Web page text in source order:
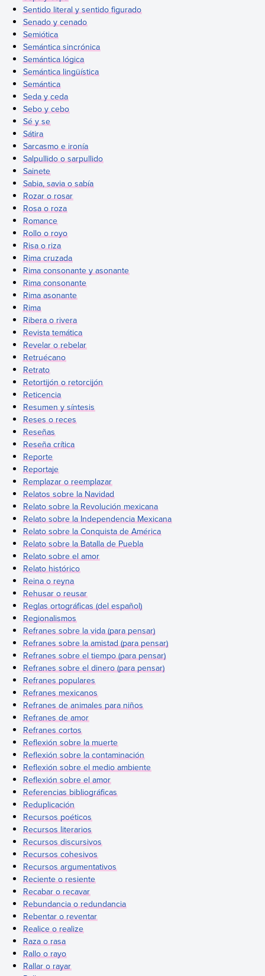
Sentido literal y sentido figurado
Senado y cenado
Semiótica
Semántica sincrónica
Semántica lógica
Semántica lingüística
Semántica
Seda y ceda
Sebo y cebo
Sé y se
Sátira
Sarcasmo e ironía
Salpullido o sarpullido
Sainete
Sabia, savia o sabía
Rozar o rosar
Rosa o roza
Romance
Rollo o royo
Risa o riza
Rima cruzada
Rima consonante y asonante
Rima consonante
Rima asonante
Rima
Ribera o rivera
Revista temática
Revelar o rebelar
Retruécano
Retrato
Retortijón o retorcijón
Reticencia
Resumen y síntesis
Reses o reces
Reseñas
Reseña crítica
Reporte
Reportaje
Remplazar o reemplazar
Relatos sobre la Navidad
Relato sobre la Revolución mexicana
Relato sobre la Independencia Mexicana
Relato sobre la Conquista de América
Relato sobre la Batalla de Puebla
Relato sobre el amor
Relato histórico
Reina o reyna
Rehusar o reusar
Reglas ortográficas (del español)
Regionalismos
Refranes sobre la vida (para pensar)
Refranes sobre la amistad (para pensar)
Refranes sobre el tiempo (para pensar)
Refranes sobre el dinero (para pensar)
Refranes populares
Refranes mexicanos
Refranes de animales para niños
Refranes de amor
Refranes cortos
Reflexión sobre la muerte
Reflexión sobre la contaminación
Reflexión sobre el medio ambiente
Reflexión sobre el amor
Referencias bibliográficas
Reduplicación
Recursos poéticos
Recursos literarios
Recursos discursivos
Recursos cohesivos
Recursos argumentativos
Reciente o resiente
Recabar o recavar
Rebundancia o redundancia
Rebentar o reventar
Realice o realize
Raza o rasa
Rallo o rayo
Rallar o rayar